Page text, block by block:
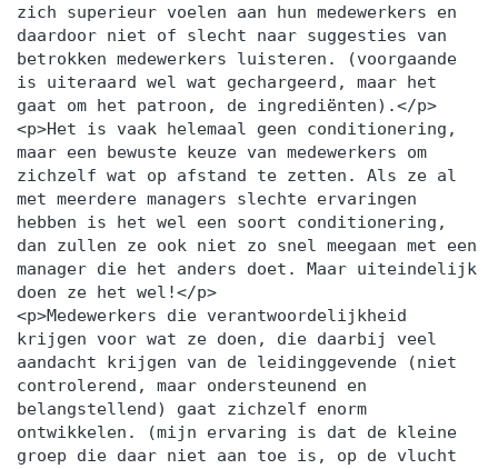
zich superieur voelen aan hun medewerkers en
daardoor niet of slecht naar suggesties van
betrokken medewerkers luisteren. (voorgaande
is uiteraard wel wat gechargeerd, maar het
gaat om het patroon, de ingrediënten).</p>
<p>Het is vaak helemaal geen conditionering,
maar een bewuste keuze van medewerkers om
zichzelf wat op afstand te zetten. Als ze al
met meerdere managers slechte ervaringen
hebben is het wel een soort conditionering,
dan zullen ze ook niet zo snel meegaan met een
manager die het anders doet. Maar uiteindelijk
doen ze het wel!</p>
<p>Medewerkers die verantwoordelijkheid
krijgen voor wat ze doen, die daarbij veel
aandacht krijgen van de leidinggevende (niet
controlerend, maar ondersteunend en
belangstellend) gaat zichzelf enorm
ontwikkelen. (mijn ervaring is dat de kleine
groep die daar niet aan toe is, op de vlucht